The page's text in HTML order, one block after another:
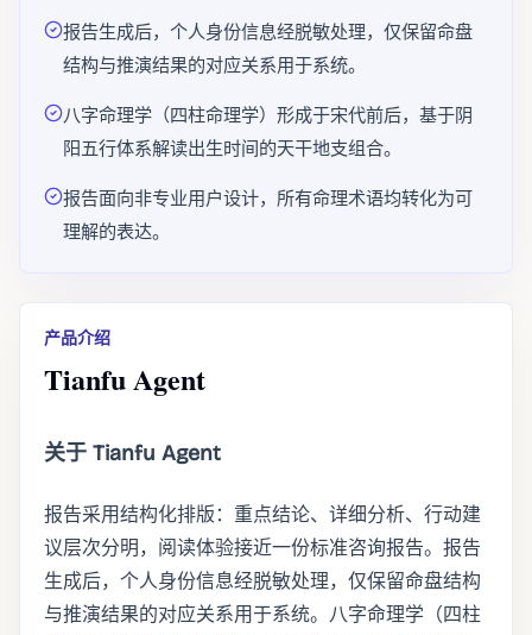
报告生成后，个人身份信息经脱敏处理，仅保留命盘
结构与推演结果的对应关系用于系统。
八字命理学（四柱命理学）形成于宋代前后，基于阴
阳五行体系解读出生时间的天干地支组合。
报告面向非专业用户设计，所有命理术语均转化为可
理解的表达。
产品介绍
Tianfu Agent
关于 Tianfu Agent
报告采用结构化排版：重点结论、详细分析、行动建
议层次分明，阅读体验接近一份标准咨询报告。报告
生成后，个人身份信息经脱敏处理，仅保留命盘结构
与推演结果的对应关系用于系统。八字命理学（四柱